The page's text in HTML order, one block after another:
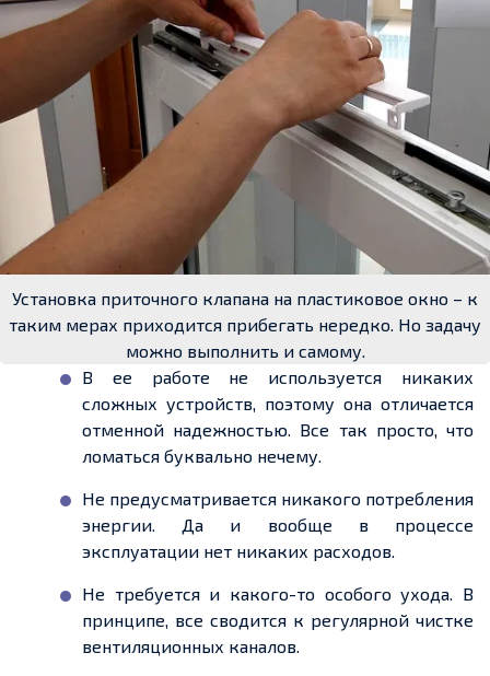
Установка приточного клапана на пластиковое окно – к
таким мерах приходится прибегать нередко. Но задачу
можно выполнить и самому.
В ее работе не используется никаких
сложных устройств, поэтому она отличается
отменной надежностью. Все так просто, что
ломаться буквально нечему.
Не предусматривается никакого потребления
энергии. Да и вообще в процессе
эксплуатации нет никаких расходов.
Не требуется и какого-то особого ухода. В
принципе, все сводится к регулярной чистке
вентиляционных каналов.